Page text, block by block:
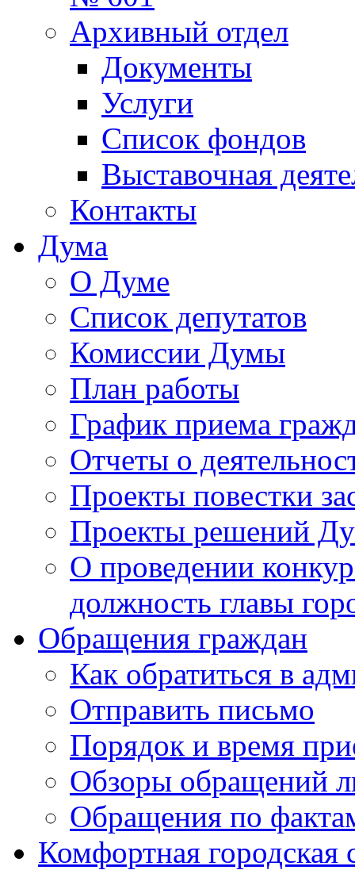
Архивный отдел
Документы
Услуги
Список фондов
Выставочная
Контакты
Дума
О Думе
Список депутатов
Комиссии Думы
План работы
График приема
Отчеты о
Проекты повестки
Проекты решений
О проведении
должность главы
Обращения граждан
Как обратиться в
Отправить письмо
Порядок и время
Обзоры обращений
Обращения по
Комфортная городская